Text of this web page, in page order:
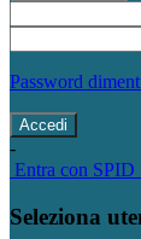
Password
-
Entra con SPID
Seleziona